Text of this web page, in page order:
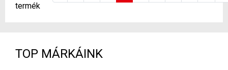
termék
TOP MÁRKÁINK